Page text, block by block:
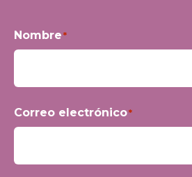
Nombre*
Correo electrónico*